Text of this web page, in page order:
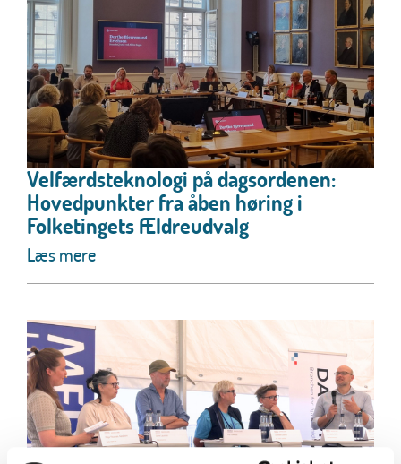
Velfærdsteknologi på dagsordenen:
Hovedpunkter fra åben høring i
Folketingets Ældreudvalg
Læs mere